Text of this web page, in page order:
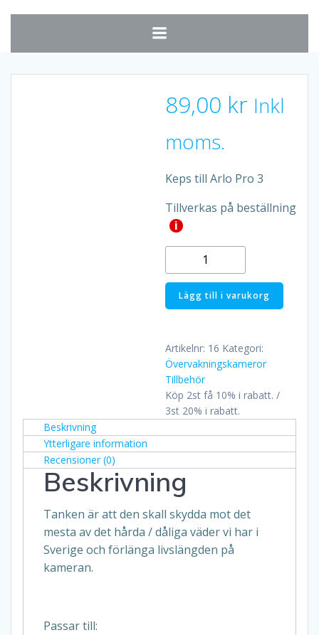
89,00 kr Inkl
moms.
Keps till Arlo Pro 3
Tillverkas på beställning
i
till
Arlo
Pro
mängd
Lägg till i varukorg
Artikelnr: 16 Kategori:
Övervakningskameror
Tillbehör
Köp 2st få 10% i rabatt. /
3st 20% i rabatt.
Beskrivning
Ytterligare information
Recensioner (0)
Beskrivning
Tanken är att den skall skydda mot det
mesta av det hårda / dåliga väder vi har i
Sverige och förlänga livslängden på
kameran.
Passar till: